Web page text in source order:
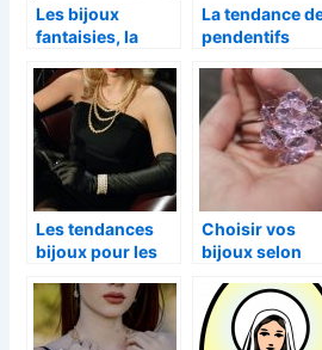
Les bijoux
fantaisies, la
moment
La tendance
pendentifs
Les tendances
bijoux pour les
Choisir vos
bijoux selon
morphologie